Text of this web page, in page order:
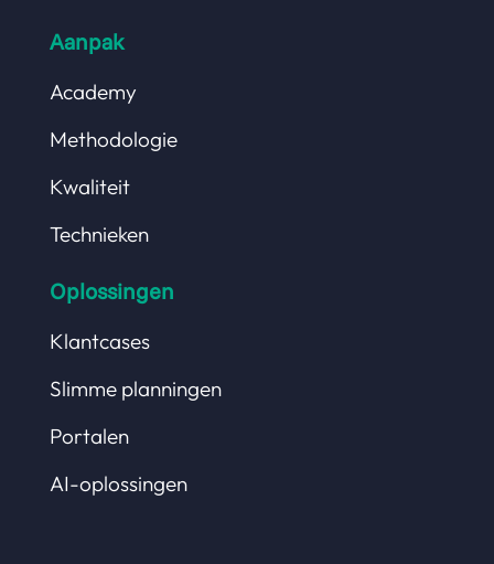
Aanpak
Academy
Methodologie
Kwaliteit
Technieken
Oplossingen
Klantcases
Slimme planningen
Portalen
AI-oplossingen